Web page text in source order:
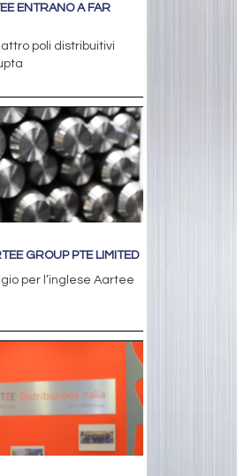
ENTRANO A FAR
poli distribuitivi
GROUP PTE LIMITED
per l’inglese Aartee